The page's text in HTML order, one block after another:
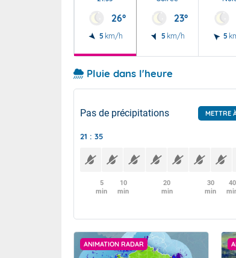
26°
5 km/h
23°
5 km/h 5
Pluie dans l'heure
Pas de précipitations METTRE
21 : 35
5
min
10
min
20
min
30
min
40
ANIMATION RADAR